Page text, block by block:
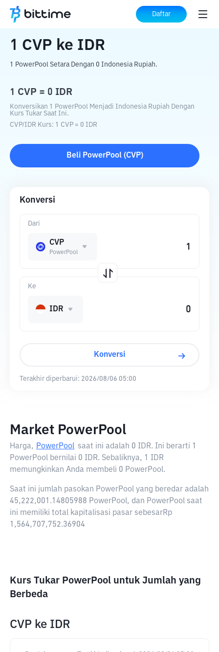
Daftar
Beranda Konverter Kripto ke IDR
1 CVP ke IDR
1 PowerPool Setara Dengan 0 Indonesia Rupiah.
1 CVP = 0 IDR
Konversikan 1 PowerPool Menjadi Indonesia Rupiah Dengan
Kurs Tukar Saat Ini.
CVP/IDR Kurs: 1 CVP = 0 IDR
Beli PowerPool(CVP)
Konversi
Dari
CVP
PowerPool
Ke
IDR
Konversi
Terakhir diperbarui: 2026/08/06 05:00
Market PowerPool
Harga, PowerPool saat ini adalah 0 IDR. Ini berarti 1
PowerPool bernilai 0 IDR. Sebaliknya, 1 IDR
memungkinkan Anda membeli 0 PowerPool.
Saat ini jumlah pasokan PowerPool yang beredar adalah
45,222,001.14805988 PowerPool, dan PowerPool saat
ini memiliki total kapitalisasi pasar sebesarRp
1,564,707,752.36904
Kurs Tukar PowerPool untuk Jumlah yang
Berbeda
CVP ke IDR